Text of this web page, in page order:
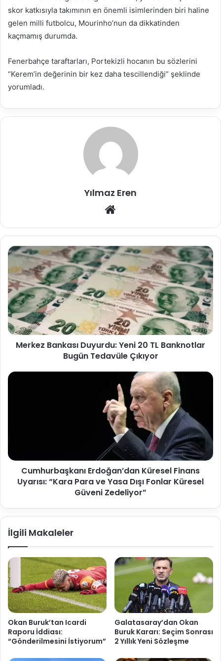
skor katkısıyla takımının en önemli isimlerinden biri haline
gelen milli futbolcu, Mourinho’nun da dikkatinden
kaçmamış durumda.
Fenerbahçe taraftarları, Portekizli hocanın bu sözlerini
“Kerem’in değerinin bir kez daha tescillendiği” şeklinde
yorumladı.
Yılmaz Eren
Merkez Bankası Duyurdu: Yeni 20 TL Banknotlar
Bugün Tedavüle Çıkıyor
Cumhurbaşkanı Erdoğan’dan Küresel Finans
Uyarısı: “Kara Para ve Yasa Dışı Fonlar Küresel
Güveni Zedeliyor”
İlgili Makaleler
Okan Buruk’tan Icardi
Raporu İddiası:
“Gönderilmesini İstiyorum”
Galatasaray’dan Okan
Buruk Kararı: Seçim Sonrası
2 Yıllık Yeni Sözleşme